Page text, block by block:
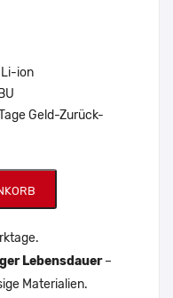
Li-ion
Geld-Zurück-
Lebensdauer–
Materialien.